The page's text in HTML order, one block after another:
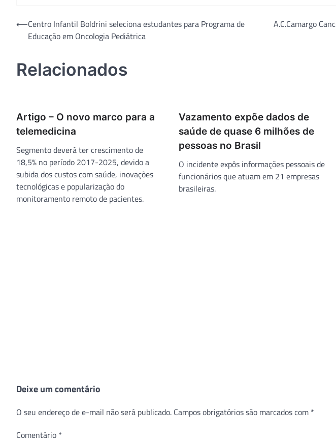
Navegação
⟵Centro Infantil Boldrini seleciona estudantes para Programa de
Educação em Oncologia Pediátrica
A.C.Camargo
Relacionados
Artigo – O novo marco para a
telemedicina
Segmento deverá ter crescimento de
18,5% no período 2017-2025, devido a
subida dos custos com saúde, inovações
tecnológicas e popularização do
monitoramento remoto de pacientes.
Vazamento expõe dados de
saúde de quase 6 milhões de
pessoas no Brasil
O incidente expôs informações pessoais de
funcionários que atuam em 21 empresas
brasileiras.
Deixe um comentário
O seu endereço de e-mail não será publicado. Campos obrigatórios são marcados com *
Comentário *